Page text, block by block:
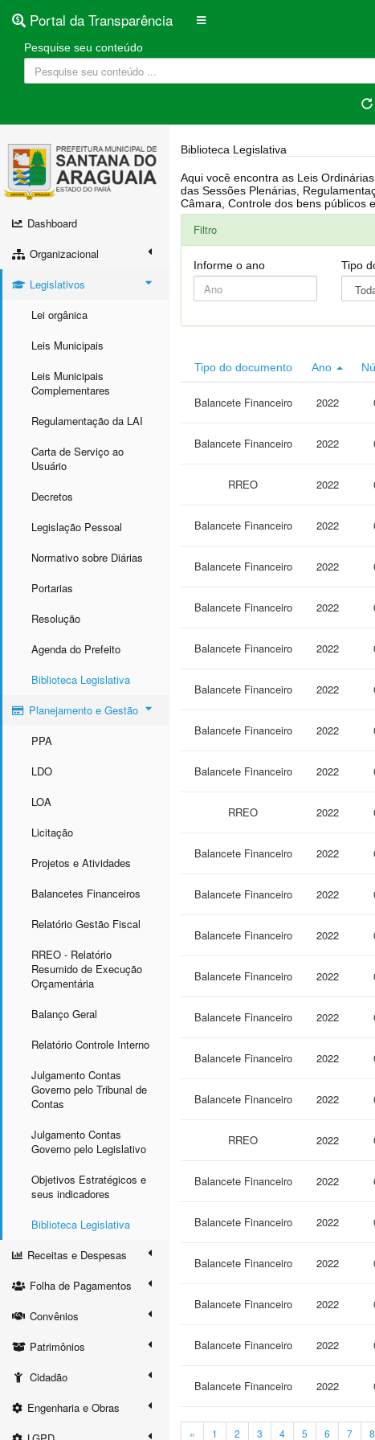
Portal da Transparência
Pesquise seu conteúdo
Dashboard
Organizacional
Legislativos
Lei orgânica
Leis Municipais
Leis Municipais
Complementares
Regulamentação da LAI
Carta de Serviço ao
Usuário
Decretos
Legislação Pessoal
Normativo sobre Diárias
Portarias
Resolução
Agenda do Prefeito
Biblioteca Legislativa
Planejamento e Gestão
PPA
LDO
LOA
Licitação
Projetos e Atividades
Balancetes Financeiros
Relatório Gestão Fiscal
RREO - Relatório
Resumido de Execução
Orçamentária
Balanço Geral
Relatório Controle Interno
Julgamento Contas
Governo pelo Tribunal de
Contas
Julgamento Contas
Governo pelo Legislativo
Objetivos Estratégicos e
seus indicadores
Biblioteca Legislativa
Receitas e Despesas
Folha de Pagamentos
Convênios
Patrimônios
Cidadão
Engenharia e Obras
Biblioteca Legislativa
Aqui você encontra as Leis Ordinárias, Leis Complementares, Portarias, Decretos, Atas, PPA, LDO, LOA, RREO, Resoluções, RGF, Lei Orgânica,
das Sessões Plenárias, Regulamentação da LAI, Atos de Julgamento do Governo, Agenda Externa do presidente, Relatório do Controle Interno, Projetos em tramitação na
Filtro
Informe o ano Tipo
Tipo do documento Ano
Balancete Financeiro 2022
Balancete Financeiro 2022
RREO 2022
Balancete Financeiro 2022
Balancete Financeiro 2022
Balancete Financeiro 2022
Balancete Financeiro 2022
Balancete Financeiro 2022
Balancete Financeiro 2022
Balancete Financeiro 2022
RREO 2022
Balancete Financeiro 2022
Balancete Financeiro 2022
Balancete Financeiro 2022
Balancete Financeiro 2022
Balancete Financeiro 2022
Balancete Financeiro 2022
Balancete Financeiro 2022
RREO 2022
Balancete Financeiro 2022
Balancete Financeiro 2022
Balancete Financeiro 2022
Balancete Financeiro 2022
Balancete Financeiro 2022
Balancete Financeiro 2022
« 1 2 3 4 5 6 7 8